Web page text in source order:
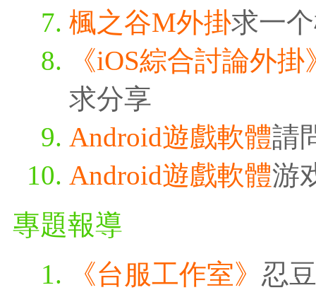
楓之谷M外掛求一
《iOS綜合討論外掛
求分享
Android遊戲軟體請
Android遊戲軟體游
專題報導
《台服工作室》 忍